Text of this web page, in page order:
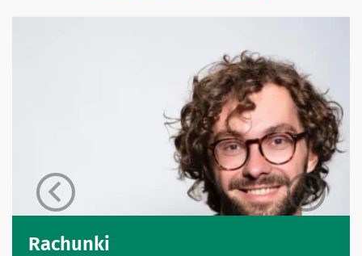
Rachunki